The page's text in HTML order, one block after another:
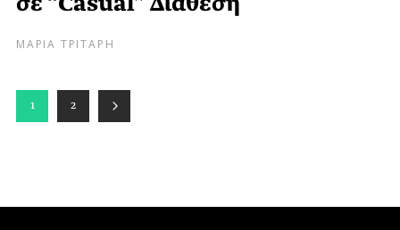
ΜΑΡΙΑ ΤΡΙΤΑΡΗ
1 2